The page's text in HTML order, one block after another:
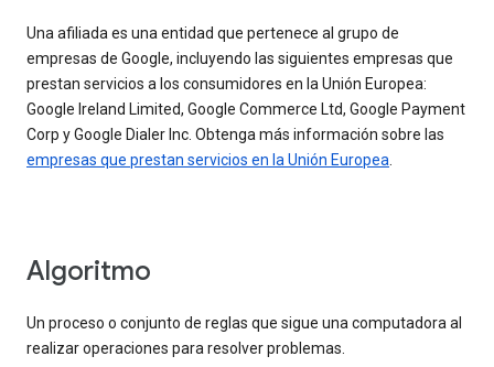
Una afiliada es una entidad que pertenece al grupo de
empresas de Google, incluyendo las siguientes empresas que
prestan servicios a los consumidores en la Unión Europea:
Google Ireland Limited, Google Commerce Ltd, Google Payment
Corp y Google Dialer Inc. Obtenga más información sobre las
empresas que prestan servicios en la Unión Europea.
Algoritmo
Un proceso o conjunto de reglas que sigue una computadora al
realizar operaciones para resolver problemas.